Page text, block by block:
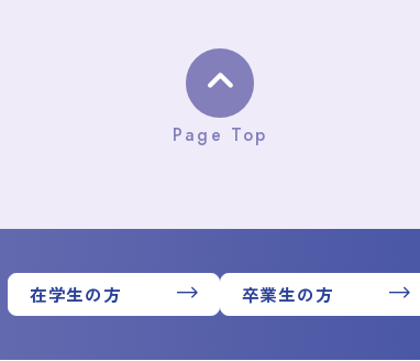
Page Top
在学生の方 卒業生の方